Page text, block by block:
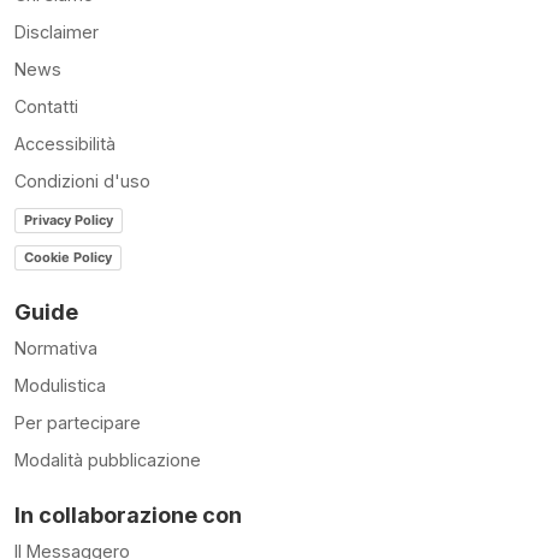
Disclaimer
News
Contatti
Accessibilità
Condizioni d'uso
Privacy Policy
Cookie Policy
Guide
Normativa
Modulistica
Per partecipare
Modalità pubblicazione
In collaborazione con
Il Messaggero